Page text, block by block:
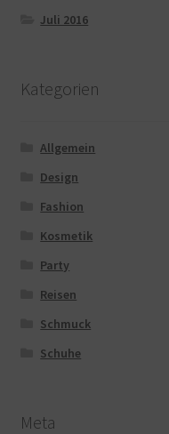
Juli 2016
Kategorien
Allgemein
Design
Fashion
Kosmetik
Party
Reisen
Schmuck
Schuhe
Meta